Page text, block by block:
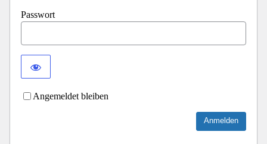
Passwort
Angemeldet bleiben